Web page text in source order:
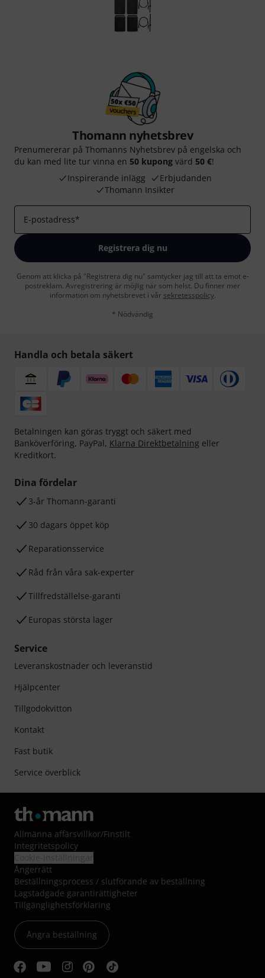
Thomann nyhetsbrev
Prenumererar på Thomanns Nyhetsbrev på engelska och
du kan med lite tur vinna en 50 kupong värd 50 €!
Inspirerande inlägg
Erbjudanden
Thomann Insikter
E-postadress*
Registrera dig nu
Genom att klicka på "Registrera dig nu" samtycker jag till att ta emot e-
postreklam. Avregistrering är möjlig när som helst. Du finner mer
information om nyhetsbrevet i vår sekretesspolicy.
* Nödvändig
Handla och betala säkert
Betalningen kan göras tryggt och säkert med
Banköverföring, PayPal, Klarna Direktbetalning eller
Kreditkort.
Dina fördelar
3-år Thomann-garanti
30 dagars öppet köp
Reparationsservice
Råd från våra sak-experter
Tillfredställelse-garanti
Europas största lager
Service
Leveranskostnader och leveranstid
Hjälpcenter
Tillgodokvitton
Kontakt
Fast butik
Service överblick
Allmänna affärsvillkor/Finstilt
Integritetspolicy
Ångerrätt
Beställningsprocess / slutförande av beställning
Lagstadgade garantirättigheter
Tillgänglighetsförklaring
Ångra beställning